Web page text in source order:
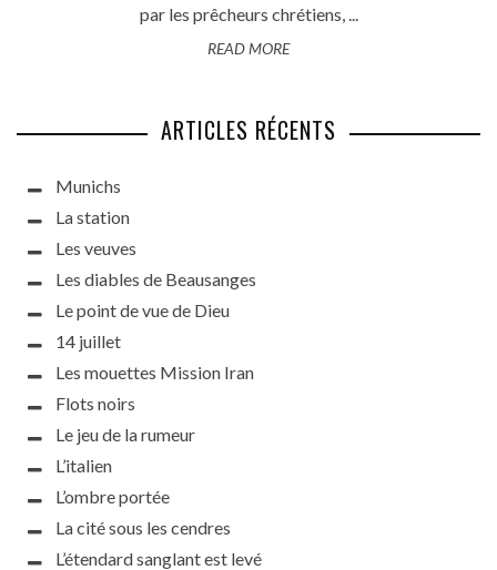
par les prêcheurs chrétiens, ...
READ MORE
ARTICLES RÉCENTS
Munichs
La station
Les veuves
Les diables de Beausanges
Le point de vue de Dieu
14 juillet
Les mouettes Mission Iran
Flots noirs
Le jeu de la rumeur
L’italien
L’ombre portée
La cité sous les cendres
L’étendard sanglant est levé